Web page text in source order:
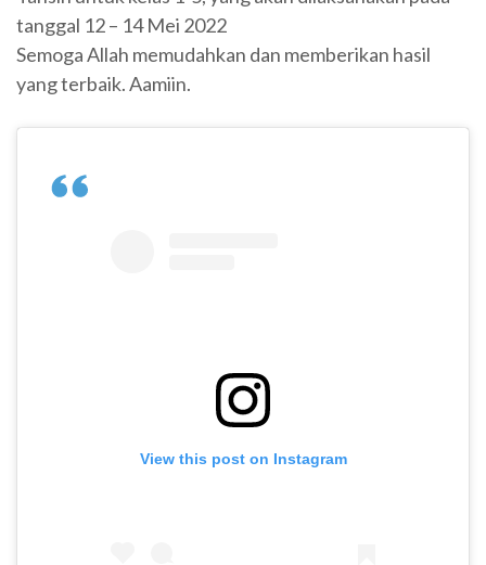
tanggal 12 – 14 Mei 2022
Semoga Allah memudahkan dan memberikan hasil
yang terbaik. Aamiin.
View this post on Instagram